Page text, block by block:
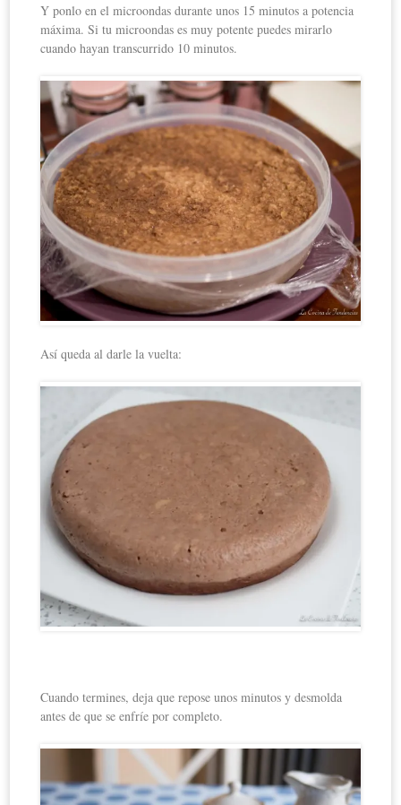
Y ponlo en el microondas durante unos 15 minutos a potencia
máxima. Si tu microondas es muy potente puedes mirarlo
cuando hayan transcurrido 10 minutos.
Así queda al darle la vuelta:
Cuando termines, deja que repose unos minutos y desmolda
antes de que se enfríe por completo.